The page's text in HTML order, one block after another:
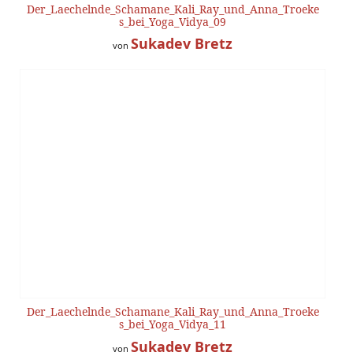
Der_Laechelnde_Schamane_Kali_Ray_und_Anna_Troeke
s_bei_Yoga_Vidya_09
von Sukadev Bretz
Der_Laechelnde_Schamane_Kali_Ray_und_Anna_Troeke
s_bei_Yoga_Vidya_11
von Sukadev Bretz